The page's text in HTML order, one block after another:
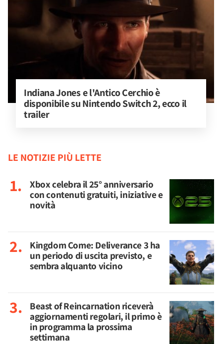
Indiana Jones e l'Antico Cerchio è
disponibile su Nintendo Switch 2, ecco il
trailer
LE NOTIZIE PIÙ LETTE
Xbox celebra il 25° anniversario
con contenuti gratuiti, iniziative e
novità
Kingdom Come: Deliverance 3 ha
un periodo di uscita previsto, e
sembra alquanto vicino
Beast of Reincarnation riceverà
aggiornamenti regolari, il primo è
in programma la prossima
settimana